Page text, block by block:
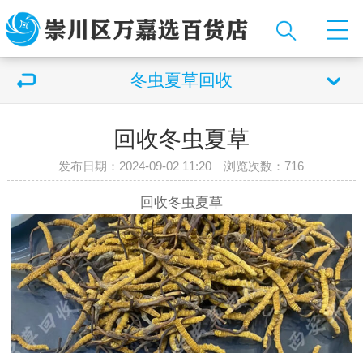
冬虫夏草回收
回收冬虫夏草
发布日期：2024-09-02 11:20 浏览次数：716
回收冬虫夏草